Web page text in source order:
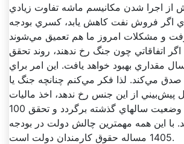
از اجرا شدن مکانيسم ماشه تفاوت زيادي
اگر فروش نفت کاهش يابد، کسري بودجه
اگر اتفاقاتي چون جنگ رخ ندهند، روند تحقق
سال مقداري بهبود خواهد يافت. اين امر براي
صدق مي‌کند. لذا فکر مي‌کنم چنانچه جنگ يا
پيش‌بيني از اين جنس رخ ندهد، اخذ ماليات
براي سال‌ آينده به وضعيت سالهاي گذشته برگردد و تحقق 100
با اين همه مهمترين چالش دولت در بودجه
1405 مساله حقوق کارمندان دولت است.